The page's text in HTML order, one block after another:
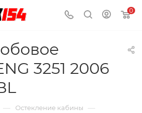
0
3251 2006
— Остекление кабины —